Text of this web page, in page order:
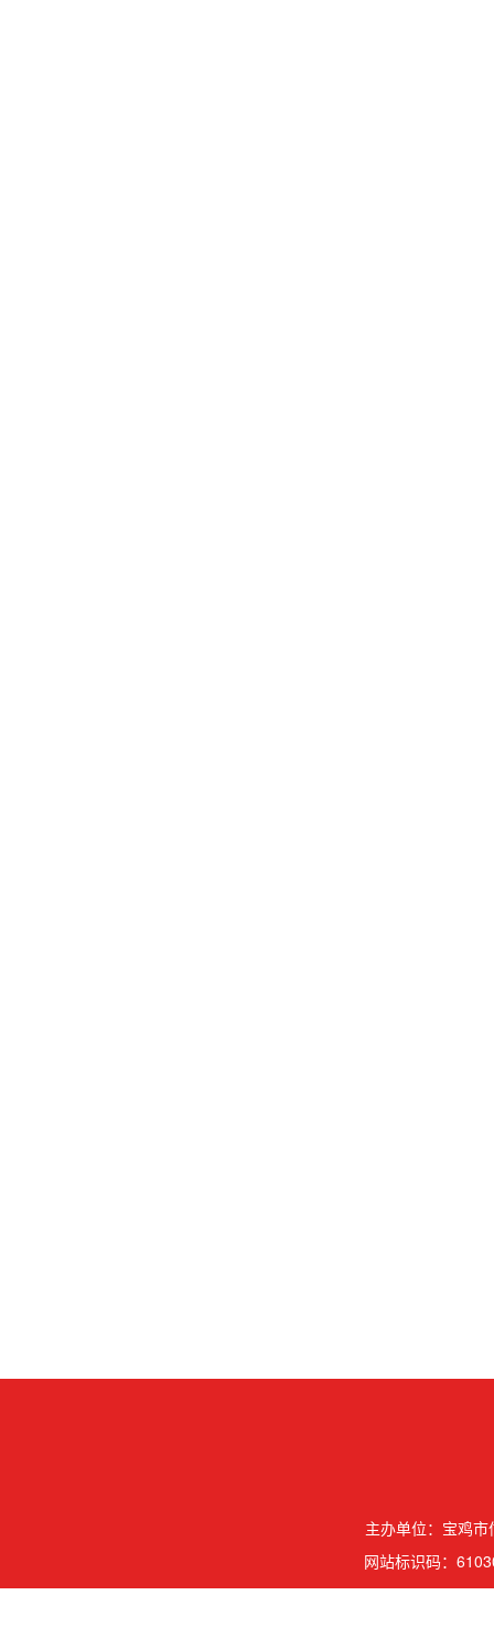
主办单位：宝鸡
网站标识码：